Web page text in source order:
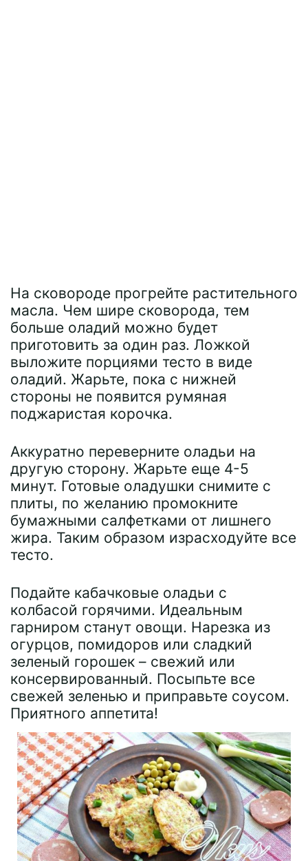
На сковороде прогрейте растительного
масла. Чем шире сковорода, тем
больше оладий можно будет
приготовить за один раз. Ложкой
выложите порциями тесто в виде
оладий. Жарьте, пока с нижней
стороны не появится румяная
поджаристая корочка.
Аккуратно переверните оладьи на
другую сторону. Жарьте еще 4-5
минут. Готовые оладушки снимите с
плиты, по желанию промокните
бумажными салфетками от лишнего
жира. Таким образом израсходуйте все
тесто.
Подайте кабачковые оладьи с
колбасой горячими. Идеальным
гарниром станут овощи. Нарезка из
огурцов, помидоров или сладкий
зеленый горошек – свежий или
консервированный. Посыпьте все
свежей зеленью и приправьте соусом.
Приятного аппетита!